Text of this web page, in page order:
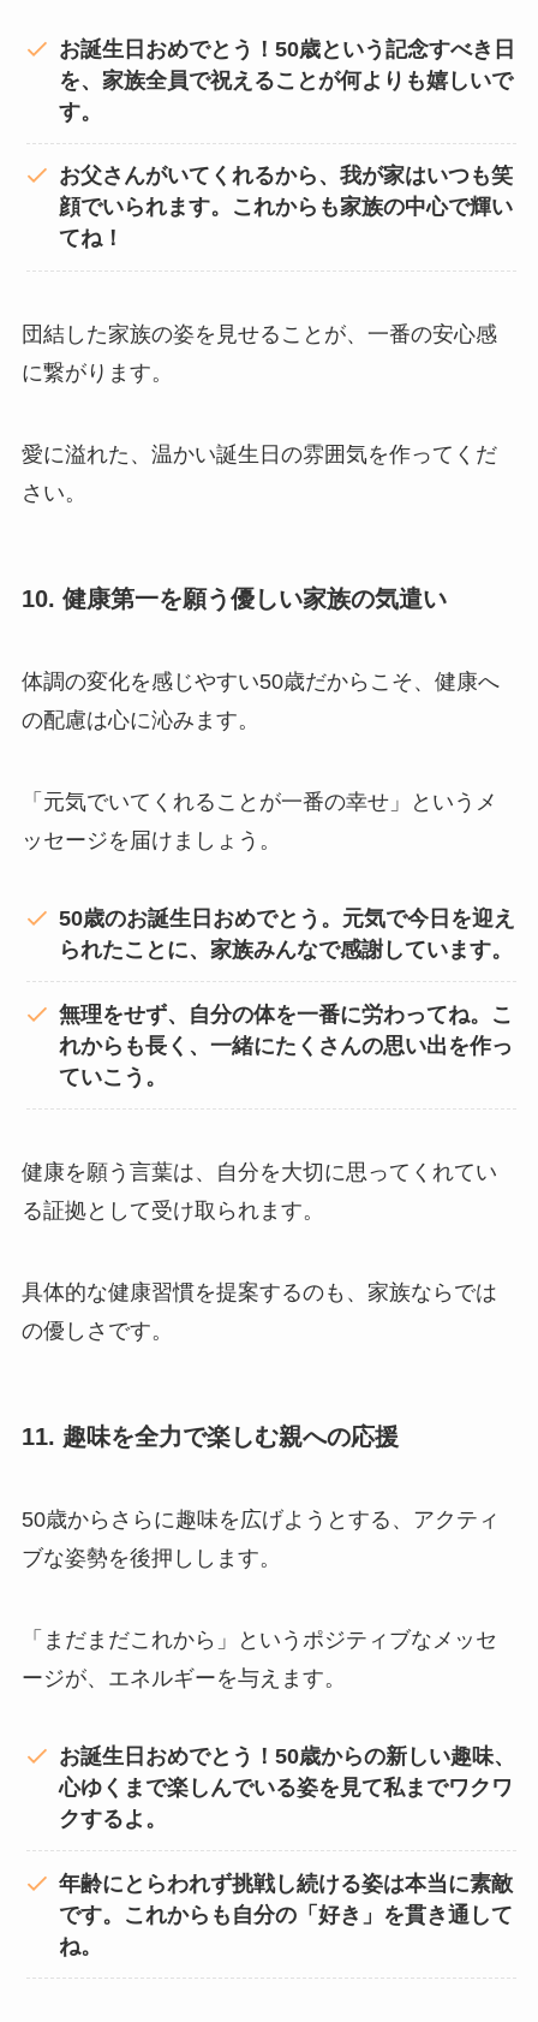
お誕生日おめでとう！50歳という記念すべき日
を、家族全員で祝えることが何よりも嬉しいで
す。
お父さんがいてくれるから、我が家はいつも笑
顔でいられます。これからも家族の中心で輝い
てね！
団結した家族の姿を見せることが、一番の安心感
に繋がります。
愛に溢れた、温かい誕生日の雰囲気を作ってくだ
さい。
10. 健康第一を願う優しい家族の気遣い
体調の変化を感じやすい50歳だからこそ、健康へ
の配慮は心に沁みます。
「元気でいてくれることが一番の幸せ」というメ
ッセージを届けましょう。
50歳のお誕生日おめでとう。元気で今日を迎え
られたことに、家族みんなで感謝しています。
無理をせず、自分の体を一番に労わってね。こ
れからも長く、一緒にたくさんの思い出を作っ
ていこう。
健康を願う言葉は、自分を大切に思ってくれてい
る証拠として受け取られます。
具体的な健康習慣を提案するのも、家族ならでは
の優しさです。
11. 趣味を全力で楽しむ親への応援
50歳からさらに趣味を広げようとする、アクティ
ブな姿勢を後押しします。
「まだまだこれから」というポジティブなメッセ
ージが、エネルギーを与えます。
お誕生日おめでとう！50歳からの新しい趣味、
心ゆくまで楽しんでいる姿を見て私までワクワ
クするよ。
年齢にとらわれず挑戦し続ける姿は本当に素敵
です。これからも自分の「好き」を貫き通して
ね。